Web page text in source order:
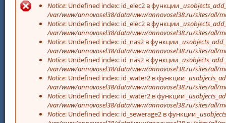
Сообщение об ошибке
Notice: Undefined index: id_elec2 в функции
/var/www/annovosel38/data/www/annovosel38.ru/sites/all/
Notice: Undefined index: id_elec2 в функции
/var/www/annovosel38/data/www/annovosel38.ru/sites/all/
Notice: Undefined index: id_nas2 в функции
/var/www/annovosel38/data/www/annovosel38.ru/sites/all/
Notice: Undefined index: id_nas2 в функции
/var/www/annovosel38/data/www/annovosel38.ru/sites/all/
Notice: Undefined index: id_water2 в функции
/var/www/annovosel38/data/www/annovosel38.ru/sites/all/
Notice: Undefined index: id_water2 в функции
/var/www/annovosel38/data/www/annovosel38.ru/sites/all/
Notice: Undefined index: id_sewerage2 в функции